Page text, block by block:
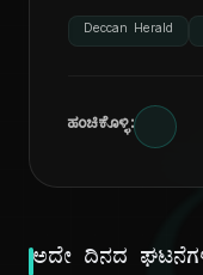
Deccan Herald
ಹಂಚಿಕೊಳ್ಳಿ:
ಅದೇ ದಿನದ